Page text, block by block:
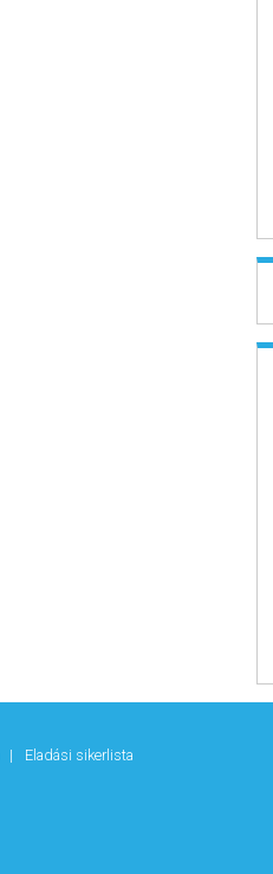
Eladási sikerlista